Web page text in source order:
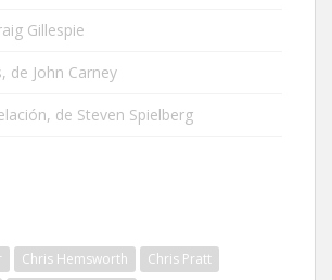
Gillespie
de John Carney
de Steven Spielberg
Chris Hemsworth
Chris Pratt